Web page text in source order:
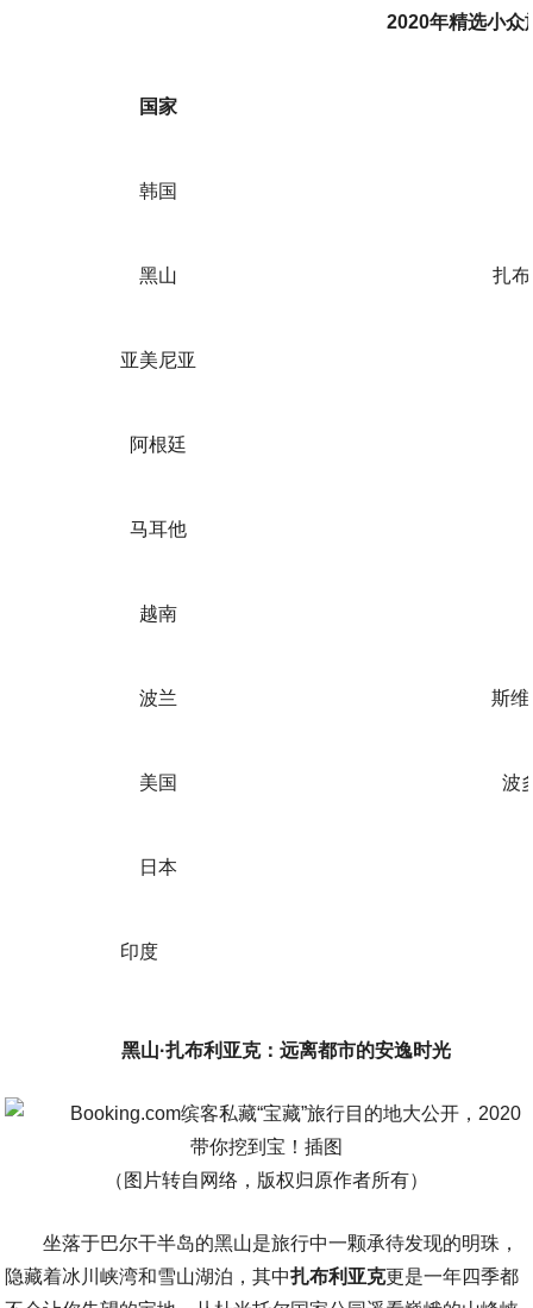
2020年精选小众
国家
韩国
黑山 扎
亚美尼亚
阿根廷
马耳他
越南
波兰 斯
美国 波
日本
印度
黑山·扎布利亚克：远离都市的安逸时光
（图片转自网络，版权归原作者所有）
坐落于巴尔干半岛的黑山是旅行中一颗承待发现的明珠，
隐藏着冰川峡湾和雪山湖泊，其中扎布利亚克更是一年四季都